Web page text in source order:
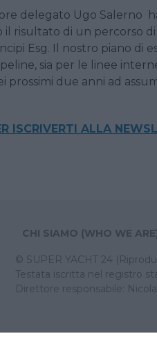
delegato Ugo Salerno
il risultato di un percorso
Esg. Il nostro piano di
sia per le linee
prossimi due anni ad
ISCRIVERTI ALLA
CHI SIAMO (WHO WE
© SUPER YACHT 24
Testata iscritta nel registro
Direttore responsabile: